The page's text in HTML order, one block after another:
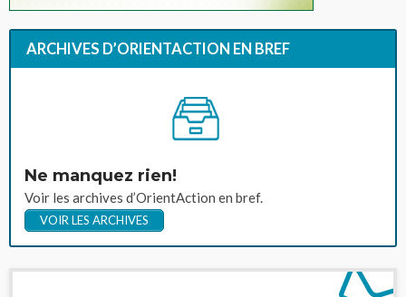
ARCHIVES D’ORIENTACTION EN BREF
Ne manquez rien!
Voir les archives d’OrientAction en bref.
VOIR LES ARCHIVES